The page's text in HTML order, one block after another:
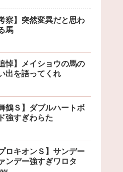
考察】突然変異だと思わ
馬
追悼】メイショウの馬の
出を語ってくれ
舞鶴Ｓ】ダブルハートボ
強すぎわらた
プロキオンＳ】サンデー
ンデー強すぎワロタ